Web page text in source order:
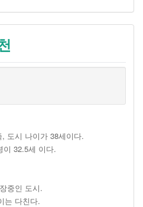
도시 나이가 38세이다.
이 32.5세 이다.
중인 도시.
는 다친다.